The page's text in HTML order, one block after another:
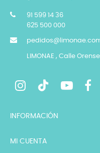
91 599 14 36
625 500 000
LIMONAE , Calle
INFORMACIÓN
MI CUENTA